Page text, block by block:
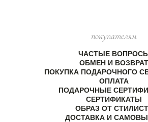
покупателям
ЧАСТЫЕ
ОБМЕН И ВОЗВРАТ
ПОКУПКА ПОДАРОЧНОГО
ОПЛАТА
ПОДАРОЧНЫЕ
СЕРТИФИКАТЫ
ОБРАЗ ОТ
ДОСТАВКА И